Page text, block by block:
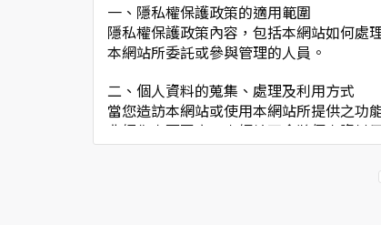
一、隱私權保護政策的適用範圍
隱私權保護政策內容，包括本網站如何處
本網站所委託或參與管理的人員。
二、個人資料的蒐集、處理及利用方式
當您造訪本網站或使用本網站所提供之功
非經您書面同意，本網站不會將個人資料
本網站在您使用服務信箱、問卷調查等互
於一般瀏覽時，伺服器會自行記錄相關
考依據，此記錄為內部應用，決不對外公
為提供精確的服務，我們會將收集的問